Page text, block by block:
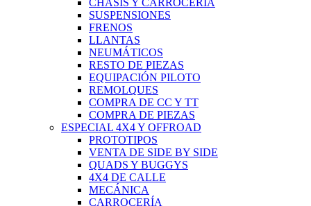
CHASIS Y CARROCERÍA
SUSPENSIONES
FRENOS
LLANTAS
NEUMÁTICOS
RESTO DE PIEZAS
EQUIPACIÓN PILOTO
REMOLQUES
COMPRA DE CC Y TT
COMPRA DE PIEZAS
ESPECIAL 4X4 Y OFFROAD
PROTOTIPOS
VENTA DE SIDE BY SIDE
QUADS Y BUGGYS
4X4 DE CALLE
MECÁNICA
CARROCERÍA